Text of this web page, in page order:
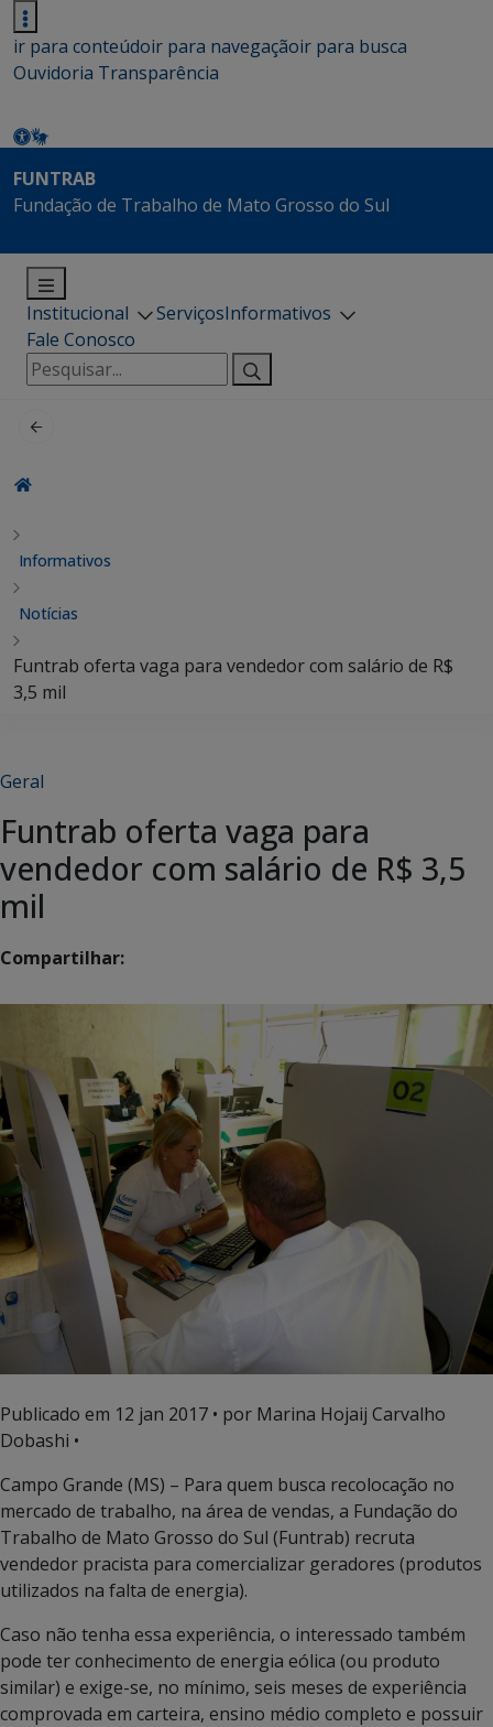
ir para conteúdoir para navegaçãoir para busca
Ouvidoria Transparência
FUNTRAB
Fundação de Trabalho de Mato Grosso do Sul
Institucional ServiçosInformativos
Fale Conosco
Pesquisar
por:
Informativos
Notícias
Funtrab oferta vaga para vendedor com salário de R$
3,5 mil
Geral
Funtrab oferta vaga para
vendedor com salário de R$ 3,5
mil
Compartilhar:
Publicado em 12 jan 2017 • por Marina Hojaij Carvalho
Dobashi •
Campo Grande (MS) – Para quem busca recolocação no
mercado de trabalho, na área de vendas, a Fundação do
Trabalho de Mato Grosso do Sul (Funtrab) recruta
vendedor pracista para comercializar geradores (produtos
utilizados na falta de energia).
Caso não tenha essa experiência, o interessado também
pode ter conhecimento de energia eólica (ou produto
similar) e exige-se, no mínimo, seis meses de experiência
comprovada em carteira, ensino médio completo e possuir